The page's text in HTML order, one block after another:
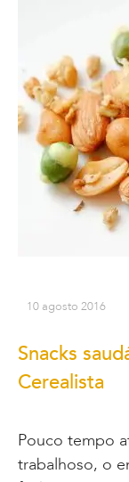
10 agosto 2016
Snacks
Cerealista
Pouco tempo
trabalhoso, o